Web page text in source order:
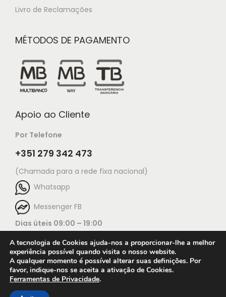
Livro de Reclamações
MÉTODOS DE PAGAMENTO
Apoio ao Cliente
Por Telefone
+351 279 342 473
(Chamada para a rede fixa nacional)
Whatsapp
Messenger FB
Dias úteis 09:00 – 19:00
© 2025 Jorge Ourivesaria |
A tecnologia de Cookies ajuda-nos a proporcionar-lhe a melhor
experiência possível quando visita o nosso website.
A qualquer momento é possível alterar suas definições. Por
favor, indique-nos se aceita a ativação de Cookies.
Ferramentas de Privacidade.